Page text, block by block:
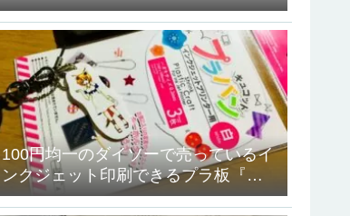
法
100円均一のダイソーで売っているイ
ンクジェット印刷できるプラ板『キ
ュコット』を使ってみたよ！